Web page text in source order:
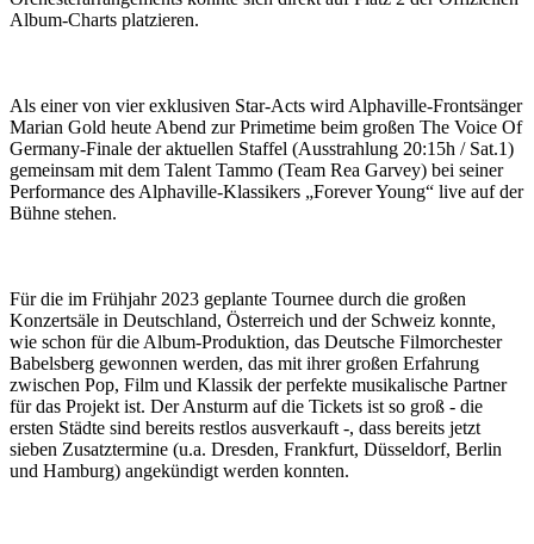
Album-Charts platzieren.
Als einer von vier exklusiven Star-Acts wird Alphaville-Frontsänger
Marian Gold heute Abend zur Primetime beim großen The Voice Of
Germany-Finale der aktuellen Staffel (Ausstrahlung 20:15h / Sat.1)
gemeinsam mit dem Talent Tammo (Team Rea Garvey) bei seiner
Performance des Alphaville-Klassikers „Forever Young“ live auf der
Bühne stehen.
Für die im Frühjahr 2023 geplante Tournee durch die großen
Konzertsäle in Deutschland, Österreich und der Schweiz konnte,
wie schon für die Album-Produktion, das Deutsche Filmorchester
Babelsberg gewonnen werden, das mit ihrer großen Erfahrung
zwischen Pop, Film und Klassik der perfekte musikalische Partner
für das Projekt ist. Der Ansturm auf die Tickets ist so groß - die
ersten Städte sind bereits restlos ausverkauft -, dass bereits jetzt
sieben Zusatztermine (u.a. Dresden, Frankfurt, Düsseldorf, Berlin
und Hamburg) angekündigt werden konnten.